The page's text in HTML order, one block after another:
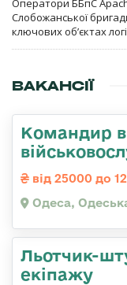
Оператори ББпС
Слобожанської
ключових об’єктах
ВАКАНСІЇ
Командир
від 25000 до
Одеса,
Льотчик-
екіпажу